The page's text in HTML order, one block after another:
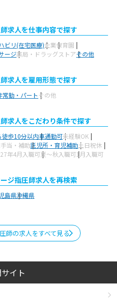
求人を仕事内容で探す
ビリ(在宅医療)企業保育園
ージ薬局・ドラッグストアその他
求人を雇用形態で探す
常勤・パートその他
求人をこだわり条件で探す
徒歩10分以内車通勤可未経験OK
当・補助託児所・育児補助土日祝休
年4月入職可夏～秋入職可1月入職可
ジ指圧師求人を再検索
島県沖縄県
師の求人をすべて見る
イト